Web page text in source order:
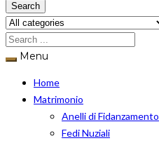
Search
Menu
Home
Matrimonio
Anelli di Fidanzamento
Fedi Nuziali